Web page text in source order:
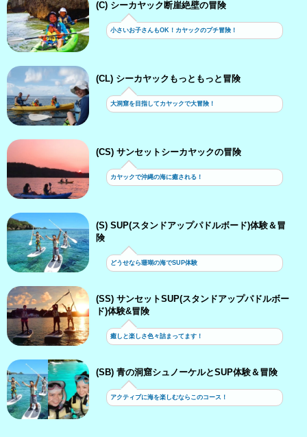
(C) シーカヤック断崖絶壁の冒険
小さいお子さんもOK！カヤックのプチ冒険！
(CL) シーカヤックもっともっと冒険
大洞窟を目指してカヤックで大冒険！
(CS) サンセットシーカヤックの冒険
カヤックで沖縄の海に癒される！
(S) SUP(スタンドアップパドルボード)体験＆冒
険
どうせなら珊瑚の海でSUP体験
(SS) サンセットSUP(スタンドアップパドルボー
ド)体験&冒険
癒しと楽しさ色々詰まってます！
(SB) 青の洞窟シュノーケルとSUP体験＆冒険
アクティブに海を楽しむならこのコース！